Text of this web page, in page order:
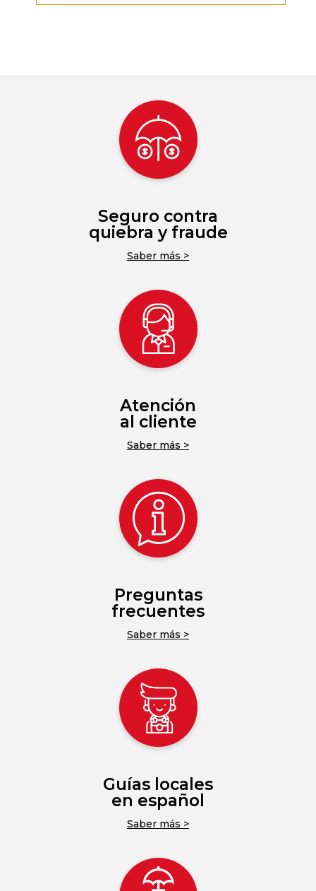
Seguro contra
quiebra y fraude
Saber más >
Atención
al cliente
Saber más >
Preguntas
frecuentes
Saber más >
Guías locales
en español
Saber más >